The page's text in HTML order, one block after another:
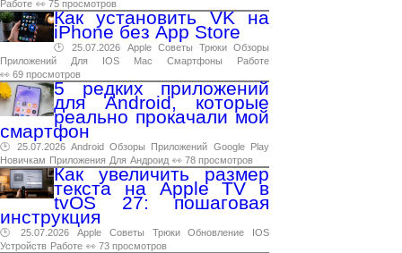
Работе 👀 75 просмотров
Как установить VK на
iPhone без App Store
🕑 25.07.2026 Apple Советы Трюки Обзоры
Приложений
Для IOS Mac Смартфоны
Работе
👀 69 просмотров
5 редких приложений
для Android, которые
реально прокачали мой
смартфон
🕑 25.07.2026 Android Обзоры Приложений Google
Play
Новичкам Приложения Для Андроид 👀 78 просмотров
Как увеличить размер
текста на Apple TV в
tvOS 27: пошаговая
инструкция
🕑 25.07.2026 Apple Советы Трюки Обновление
IOS
Устройств Работе 👀 73 просмотров